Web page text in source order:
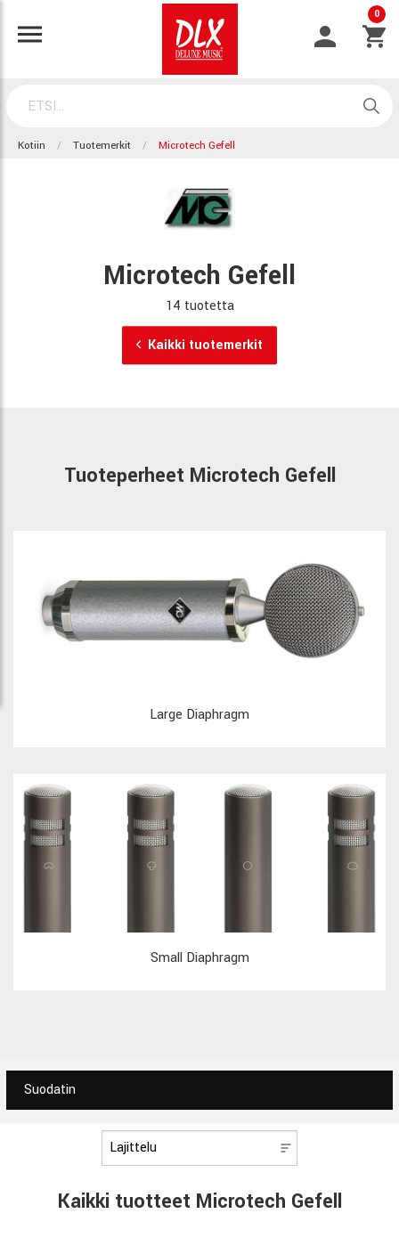
0
Kotiin Tuotemerkit Microtech Gefell
Microtech Gefell
14 tuotetta
Kaikki tuotemerkit
Tuoteperheet Microtech Gefell
Large Diaphragm
Small Diaphragm
Suodatin
Kaikki tuotteet Microtech Gefell